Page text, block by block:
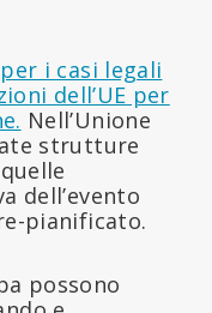
i casi legali
dell’UE per
Nell’Unione
strutture
dell’evento
pianificato.
possono